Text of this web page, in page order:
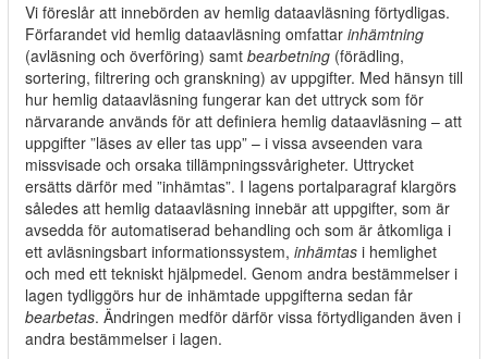
Vi föreslår att innebörden av hemlig dataavläsning förtydligas.
Förfarandet vid hemlig dataavläsning omfattar inhämtning
(avläsning och överföring) samt bearbetning (förädling,
sortering, filtrering och granskning) av uppgifter. Med hänsyn till
hur hemlig dataavläsning fungerar kan det uttryck som för
närvarande används för att definiera hemlig dataavläsning – att
uppgifter ”läses av eller tas upp” – i vissa avseenden vara
missvisade och orsaka tillämpningssvårigheter. Uttrycket
ersätts därför med ”inhämtas”. I lagens portalparagraf klargörs
således att hemlig dataavläsning innebär att uppgifter, som är
avsedda för automatiserad behandling och som är åtkomliga i
ett avläsningsbart informationssystem, inhämtas i hemlighet
och med ett tekniskt hjälpmedel. Genom andra bestämmelser i
lagen tydliggörs hur de inhämtade uppgifterna sedan får
bearbetas. Ändringen medför därför vissa förtydliganden även i
andra bestämmelser i lagen.